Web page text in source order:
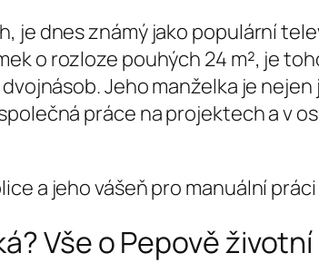
je dnes známý jako populární
o rozloze pouhých 24 m², je
Jeho manželka je
práce na projektech a v
a jeho vášeň pro manuální
Vše o Pepově